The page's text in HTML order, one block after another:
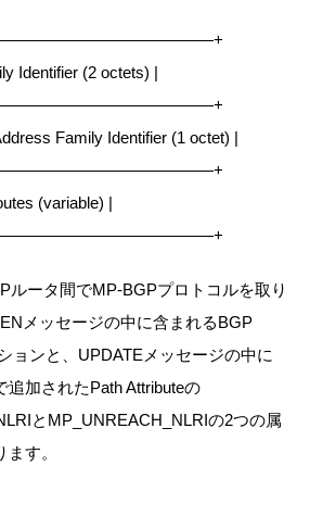
Identifier (2 octets) |
Family Identifier (1 octet) |
(variable) |
ルータ間でMP-BGPプロトコルを取り
メッセージの中に含まれるBGP
ョンと、UPDATEメッセージの中に
追加されたPath Attributeの
とMP_UNREACH_NLRIの2つの属
す。